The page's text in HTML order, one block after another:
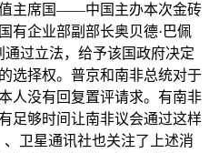
主席国——中国主办本次金砖
有企业部副部长奥贝德·巴佩
过立法，给予该国政府决定
选择权。普京和南非总统对于
人没有回复置评请求。有南非
足够时间让南非议会通过这样
卫星通讯社也关注了上述消